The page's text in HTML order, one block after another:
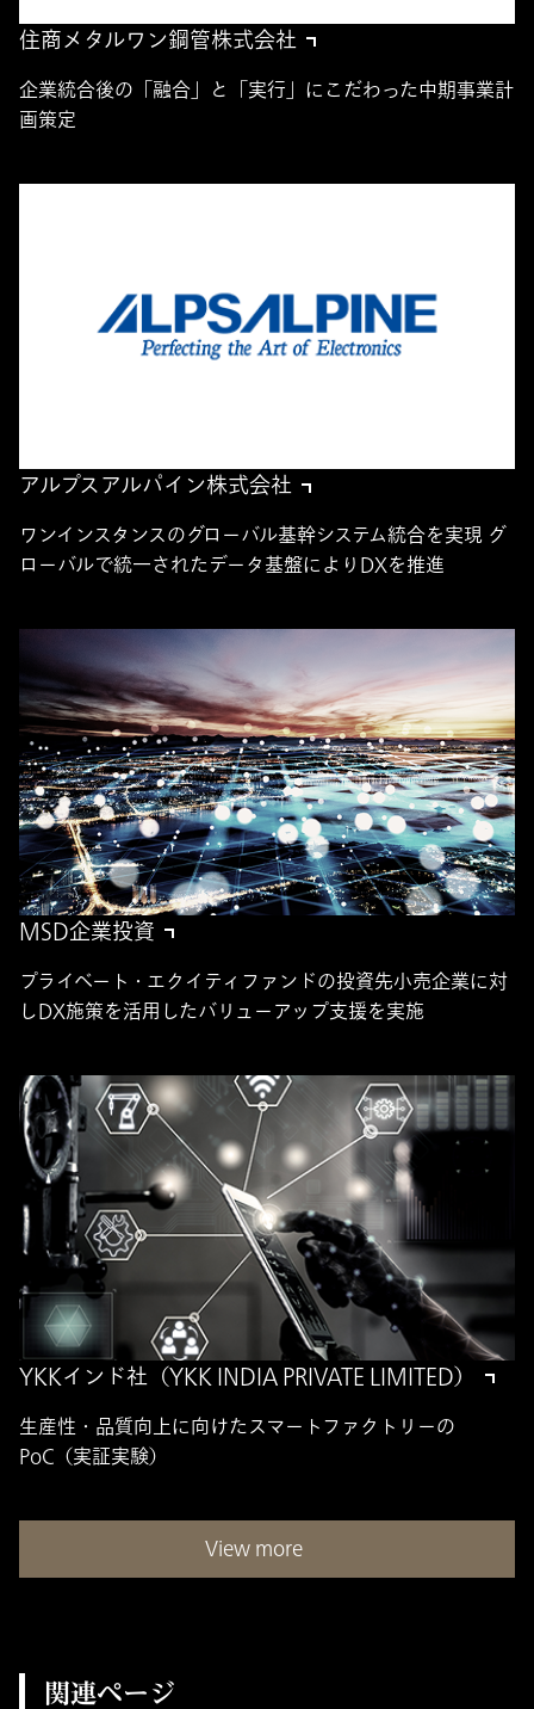
住商メタルワン鋼管株式会社
企業統合後の「融合」と「実行」にこだわった中期事業計
画策定
アルプスアルパイン株式会社
ワンインスタンスのグローバル基幹システム統合を実現 グ
ローバルで統一されたデータ基盤によりDXを推進
MSD企業投資
プライベート・エクイティファンドの投資先小売企業に対
しDX施策を活用したバリューアップ支援を実施
YKKインド社（YKK INDIA PRIVATE LIMITED）
生産性・品質向上に向けたスマートファクトリーの
PoC（実証実験）
View more
関連ページ